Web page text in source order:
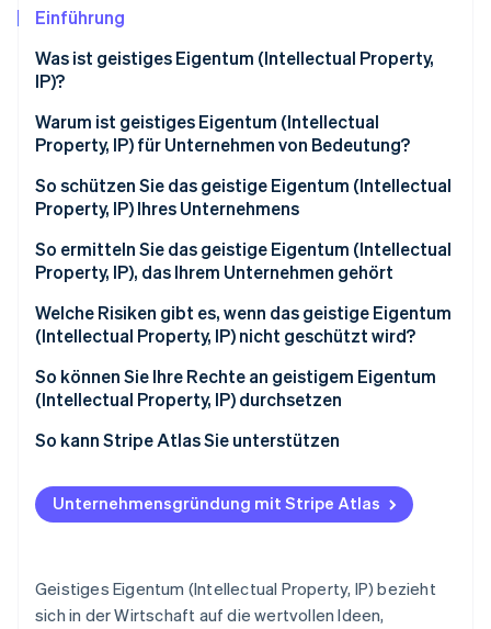
Start-up-Gründung
Climate
CO₂-Entnahme
Identity
Erfahren Sie, wie Stripe Lösungen für die
Jetzt ansehen
Partner
Einführung
Was ist geistiges Eigentum (Intellectual Property,
IP)?
Warum ist geistiges Eigentum (Intellectual
Property, IP) für Unternehmen von Bedeutung?
So schützen Sie das geistige Eigentum (Intellectual
Property, IP) Ihres Unternehmens
So ermitteln Sie das geistige Eigentum (Intellectual
Property, IP), das Ihrem Unternehmen gehört
Welche Risiken gibt es, wenn das geistige Eigentum
(Intellectual Property, IP) nicht geschützt wird?
So können Sie Ihre Rechte an geistigem Eigentum
(Intellectual Property, IP) durchsetzen
So kann Stripe Atlas Sie unterstützen
Bei Atlas eine Unternehmensgründung beantragen
Zahlungen und Bankgeschäfte vor Erhalt der EIN-
Gründungsaktien ohne Einsatz eigener Mittel
erwerben
Unternehmensgründung mit Stripe Atlas
Geistiges Eigentum (Intellectual Property, IP) bezieht
sich in der Wirtschaft auf die wertvollen Ideen,